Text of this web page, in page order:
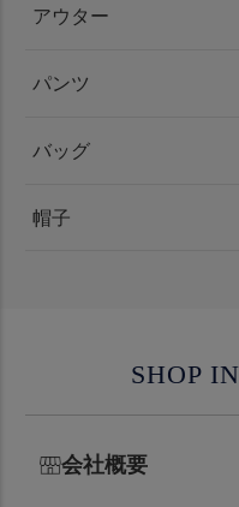
アウター
パンツ
バッグ
帽子
SHOP
会社概要